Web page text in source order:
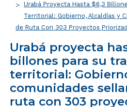
Urabá Proyecta Hasta $6,3
Territorial: Gobierno, Alcaldías y
de Ruta Con 303 Proyectos
Urabá proyecta
billones para su
territorial:
comunidades
ruta con 303